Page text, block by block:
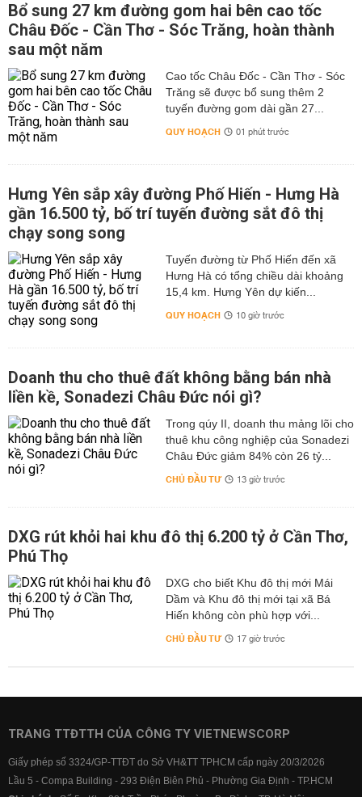
Bổ sung 27 km đường gom hai bên cao tốc
Châu Đốc - Cần Thơ - Sóc Trăng, hoàn thành
sau một năm
Cao tốc Châu Đốc - Cần Thơ - Sóc
Trăng sẽ được bổ sung thêm 2
tuyến đường gom dài gần 27...
QUY HOẠCH 01 phút trước
Hưng Yên sắp xây đường Phố Hiến - Hưng Hà
gần 16.500 tỷ, bố trí tuyến đường sắt đô thị
chạy song song
Tuyến đường từ Phố Hiến đến xã
Hưng Hà có tổng chiều dài khoảng
15,4 km. Hưng Yên dự kiến...
QUY HOẠCH 10 giờ trước
Doanh thu cho thuê đất không bằng bán nhà
liền kề, Sonadezi Châu Đức nói gì?
Trong qúy II, doanh thu mảng lõi cho
thuê khu công nghiệp của Sonadezi
Châu Đức giảm 84% còn 26 tỷ...
CHỦ ĐẦU TƯ 13 giờ trước
DXG rút khỏi hai khu đô thị 6.200 tỷ ở Cần Thơ,
Phú Thọ
DXG cho biết Khu đô thị mới Mái
Dầm và Khu đô thị mới tại xã Bá
Hiến không còn phù hợp với...
CHỦ ĐẦU TƯ 17 giờ trước
TRANG TTĐTTH CỦA CÔNG TY VIETNEWSCORP
Giấy phép số 3324/GP-TTĐT do Sở VH&TT TPHCM cấp ngày 20/3/2026
Lầu 5 - Compa Building - 293 Điện Biên Phủ - Phường Gia Định - TP.HCM